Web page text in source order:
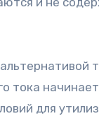
тока
для